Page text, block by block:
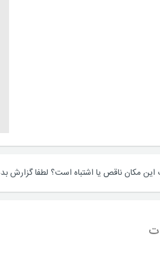
این مکان ناقص یا اشتباه است؟ لطفا گزارش